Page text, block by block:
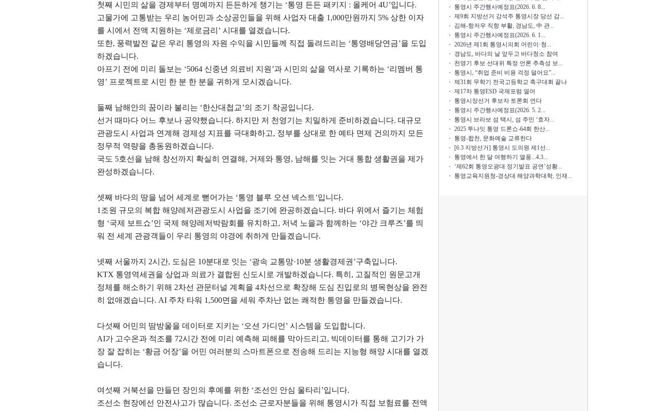
첫째 시민의 삶을 경제부터 명예까지 든든하게 챙기는 ‘통영 든든 패키지 : 올케어 4U’입니다.
고물가에 고통받는 우리 농어민과 소상공인들을 위해 사업자 대출 1,000만원까지 5% 상한 이자
를 시에서 전액 지원하는 ‘제로금리 ’ 시대를 열겠습니다.
또한, 풍력발전 같은 우리 통영의 자원 수익을 시민들께 직접 돌려드리는 ‘통영배당연금’을 도입
하겠습니다.
아프기 전에 미리 돌보는 ‘5064 신중년 의료비 지원 ’과 시민의 삶을 역사로 기록하는 ‘리멤버 통
영’ 프로젝트로 시민 한 분 한 분을 귀하게 모시겠습니다.
둘째 남해안의 꿈이라 불리는 ‘한산대첩교’의 조기 착공입니다.
선거 때마다 어느 후보나 공약했습니다. 하지만 저 천영기는 치밀하게 준비하겠습니다. 대규모
관광도시 사업과 연계해 경제성 지표를 극대화하고, 정부를 상대로 한 예타 면제 건의까지 모든
정무적 역량을 총동원하겠습니다.
국도 5호선을 남해 창선까지 확실히 연결해 , 거제와 통영, 남해를 잇는 거대 통합 생활권을 제가
완성하겠습니다.
셋째 바다의 땅을 넘어 세계로 뻗어가는 ‘통영 블루 오션 넥스트’입니다.
1 조원 규모의 복합 해양레저관광도시 사업을 조기에 완공하겠습니다. 바다 위에서 즐기는 체험
형 ‘국제 보트쇼’인 국제 해양레저박람회를 유치하고, 저녁 노을과 함께하는 ‘야간 크루즈’를 띄
워 전 세계 관광객들이 우리 통영의 야경에 취하게 만들겠습니다.
넷째 서울까지 2시간, 도심은 10분대로 잇는 ‘광속 교통망·10분 생활경제권 ’구축입니다.
KTX 통영역세권을 상업과 의료가 결합된 신도시로 개발하겠습니다. 특히 , 고질적인 원문고개
정체를 해소하기 위해 2차선 관문터널 계획을 4차선으로 확장해 도심 진입로의 병목현상을 완전
히 없애겠습니다. AI 주차 타워 1,500면을 세워 주차난 없는 쾌적한 통영을 만들겠습니다.
다섯째 어민의 땀방울을 데이터로 지키는 ‘오션 가디언 ’ 시스템을 도입합니다.
AI가 고수온과 적조를 72시간 전에 미리 예측해 피해를 막아드리고, 빅데이터를 통해 고기가 가
장 잘 잡히는 ‘황금 어장’을 어민 여러분의 스마트폰으로 전송해 드리는 지능형 해양 시대를 열겠
습니다.
여섯째 거북선을 만들던 장인의 후예를 위한 ‘조선인 안심 울타리 ’입니다.
조선소 현장에선 안전사고가 많습니다. 조선소 근로자분들을 위해 통영시가 직접 보험료를 전액
통영시 주간행사예정표(2026. 6. 8...
제9회 지방선거 강석주 통영시장 당선 감...
김해-항저우 직항 부활, 경남도, 中 관...
통영시 주간행사예정표(2026. 6. 1...
2026년 제1회 통영시의회 어린이·청...
경남도, 바다의 날 앞두고 바다청소 참여
천영기 후보 선대위 특정 언론 추측성 보...
통영시, “취업 준비 비용 걱정 덜어요”...
제31회 무학기 전국고등학교 축구대회 끝나
제17차 통영ESD 국제포럼 열어
통영시장선거 후보자 토론회 연다
통영시 주간행사예정표(2026. 5. 2...
통영시 브라보 섬 택시, 섬 주민 ‘효자...
2025 투나잇 통영 드론쇼-64회 한산...
통영-합천, 문화예술 교류한다
[6.3 지방선거] 통영시 도의원 제1선...
통영에서 한 달 여행하기 열풍...4.3...
‘제62회 통영오광대 정기발표 공연’성황...
통영교육지원청-경상대 해양과학대학, 인재...